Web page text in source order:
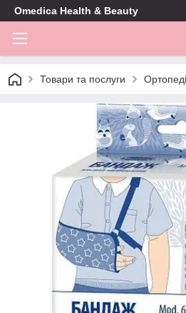
Omedica Health & Beauty
Товари та послуги